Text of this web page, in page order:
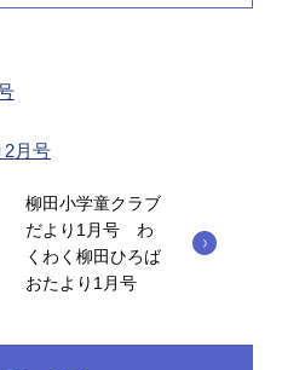
2月号
柳田小学童クラブ
だより1月号 わ
くわく柳田ひろば
おたより1月号